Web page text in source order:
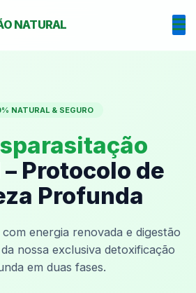
NATURAL
NATURAL & SEGURO
– Protocolo de
Profunda
energia renovada e digestão
nossa exclusiva detoxificação
em duas fases.